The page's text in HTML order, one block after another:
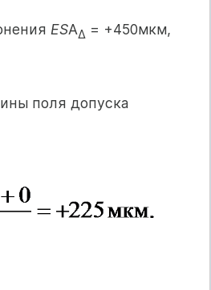
ESA∆ = +450мкм,
поля допуска